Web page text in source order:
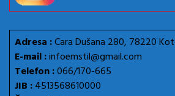
Adresa :Cara Dušana 280, 78220
E-mail :infoemstil@gmail.com
Telefon :066/170-665
JIB :4513568610000